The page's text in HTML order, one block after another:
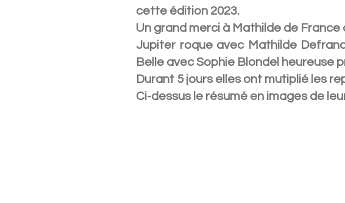
cette édition 2023.
Un grand merci à Mathilde de
Jupiter roque avec Mathilde
Belle avec Sophie Blondel heureuse
Durant 5 jours elles ont mutiplié les
Ci-dessus le résumé en images de